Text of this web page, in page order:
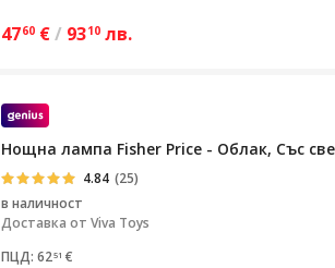
4760 €/ 9310 лв.
Нощна лампа Fisher Price - Облак, Със
4.84 (25)
в наличност
Доставка от Viva Toys
ПЦД: 6251 €